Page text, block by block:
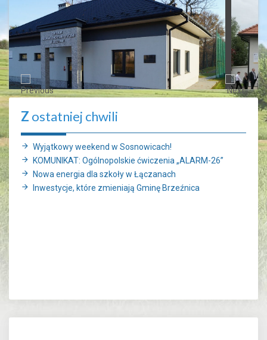
Z ostatniej chwili
Wyjątkowy weekend w Sosnowicach!
KOMUNIKAT: Ogólnopolskie ćwiczenia „ALARM-26”
Nowa energia dla szkoły w Łączanach
Inwestycje, które zmieniają Gminę Brzeźnica